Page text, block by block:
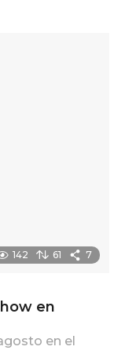
142 61 7
en
en el